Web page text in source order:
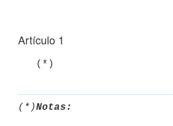
Artículo 1
   (*)
(*)Notas: